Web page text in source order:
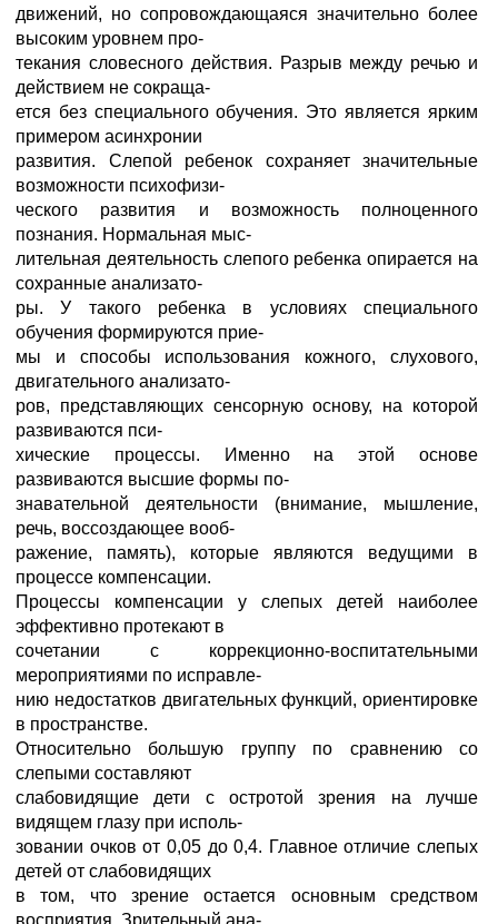
движений, но сопровождающаяся значительно более
высоким уровнем про-
текания словесного действия. Разрыв между речью и
действием не сокраща-
ется без специального обучения. Это является ярким
примером асинхронии
развития. Слепой ребенок сохраняет значительные
возможности психофизи-
ческого развития и возможность полноценного
познания. Нормальная мыс-
лительная деятельность слепого ребенка опирается на
сохранные анализато-
ры. У такого ребенка в условиях специального
обучения формируются прие-
мы и способы использования кожного, слухового,
двигательного анализато-
ров, представляющих сенсорную основу, на которой
развиваются пси-
хические процессы. Именно на этой основе
развиваются высшие формы по-
знавательной деятельности (внимание, мышление,
речь, воссоздающее вооб-
ражение, память), которые являются ведущими в
процессе компенсации.
Процессы компенсации у слепых детей наиболее
эффективно протекают в
сочетании с коррекционно-воспитательными
мероприятиями по исправле-
нию недостатков двигательных функций, ориентировке
в пространстве.
Относительно большую группу по сравнению со
слепыми составляют
слабовидящие дети с остротой зрения на лучше
видящем глазу при исполь-
зовании очков от 0,05 до 0,4. Главное отличие слепых
детей от слабовидящих
в том, что зрение остается основным средством
восприятия. Зрительный ана-